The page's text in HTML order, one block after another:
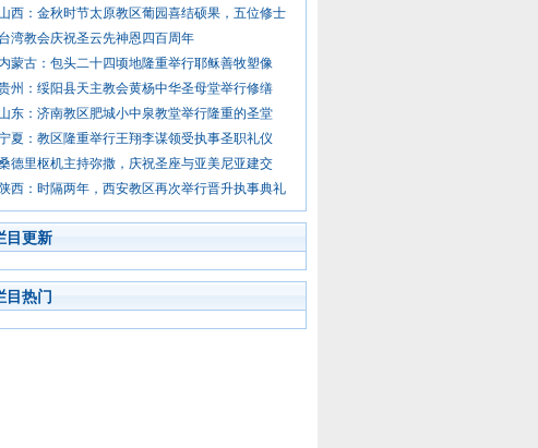
山西：金秋时节太原教区葡园喜结硕果，五位修士
台湾教会庆祝圣云先神恩四百周年
内蒙古：包头二十四顷地隆重举行耶稣善牧塑像
州：绥阳县天主教会黄杨中华圣母堂举行修缮
山东：济南教区肥城小中泉教堂举行隆重的圣堂
夏：教区隆重举行王翔李谋领受执事圣职礼仪
德里枢机主持弥撒，庆祝圣座与亚美尼亚建交
陕西：时隔两年，西安教区再次举行晋升执事典礼
目更新
目热门